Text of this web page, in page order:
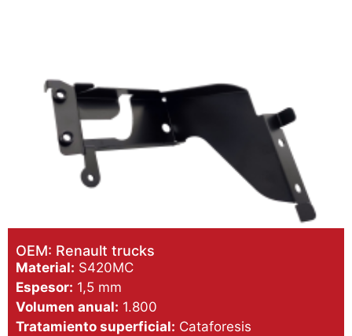
OEM: Renault trucks
Material: S420MC
Espesor: 1,5 mm
Volumen anual: 1.800
Tratamiento superficial: Cataforesis